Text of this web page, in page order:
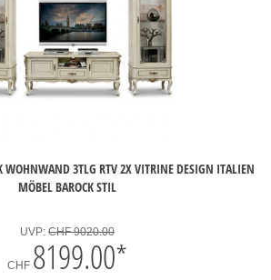
3TLG RTV 2X VITRINE DESIGN ITALIEN
MÖBEL BAROCK STIL
UVP: CHF 9020.00
CHF 8199.00*